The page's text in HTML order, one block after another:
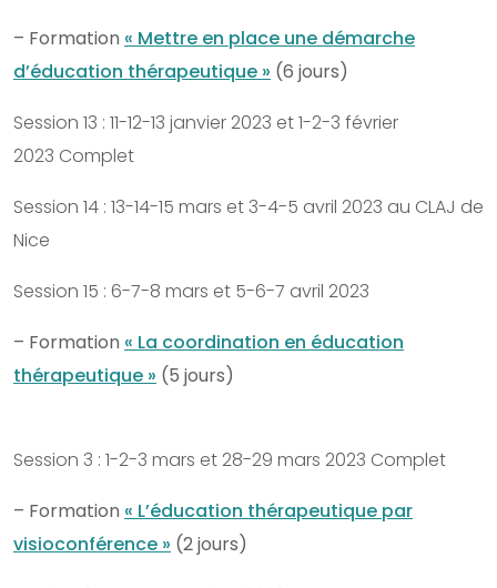
– Formation « Mettre en place une démarche
d’éducation thérapeutique » (6 jours)
Session 13 : 11-12-13 janvier 2023 et 1-2-3 février
2023 Complet
Session 14 : 13-14-15 mars et 3-4-5 avril 2023 au CLAJ de
Nice
Session 15 : 6-7-8 mars et 5-6-7 avril 2023
– Formation « La coordination en éducation
thérapeutique » (5 jours)
Session 3 : 1-2-3 mars et 28-29 mars 2023 Complet
– Formation « L’éducation thérapeutique par
visioconférence » (2 jours)